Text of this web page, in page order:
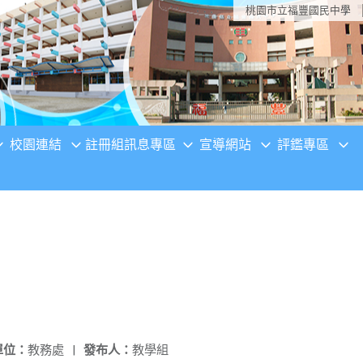
桃園市立福豐國民中學
校園連結 註冊組訊息專區 宣導網站 評鑑專區
發布人： 教學組
： 教務處 |